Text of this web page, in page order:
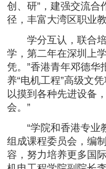
创、研”，建强交流合
径，丰富大湾区职业
学分互认，联合培
学，第二年在深圳上
凭。”香港青年邓德华
养“电机工程”高级文
以摸到各种先进设备
会。”
“学院和香港专业
组成课程委员会，编
容，努力培养更多国